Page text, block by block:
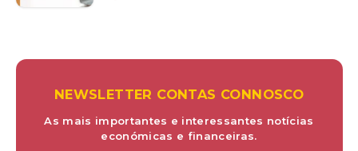
NEWSLETTER CONTAS CONNOSCO
As mais importantes e interessantes notícias
económicas e financeiras.